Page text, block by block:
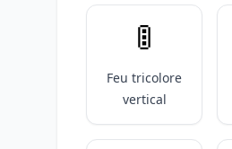
🚦
Feu tricolore
vertical